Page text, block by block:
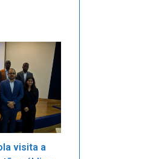
visita a